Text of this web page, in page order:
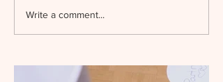
Write a comment...